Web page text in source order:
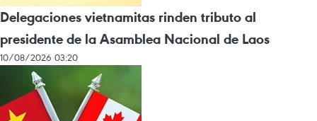
Delegaciones vietnamitas rinden tributo al
presidente de la Asamblea Nacional de Laos
10/08/2026 03:20